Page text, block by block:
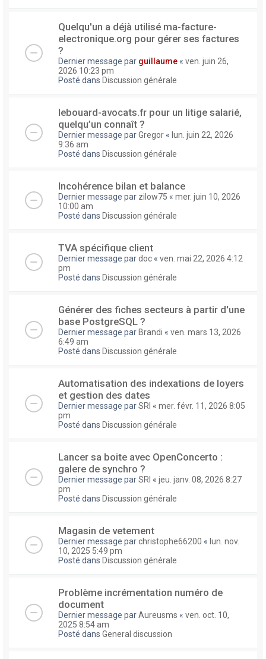
Quelqu'un a déjà utilisé ma-facture-
electronique.org pour gérer ses factures
?
Dernier message par guillaume « ven. juin 26,
2026 10:23 pm
Posté dans Discussion générale
lebouard-avocats.fr pour un litige salarié,
quelqu’un connaît ?
Dernier message parGregor « lun. juin 22, 2026
9:36 am
Posté dans Discussion générale
Incohérence bilan et balance
Dernier message par zilow75 « mer. juin 10, 2026
10:00 am
Posté dans Discussion générale
TVA spécifique client
Dernier message pardoc « ven. mai 22, 2026 4:12
pm
Posté dans Discussion générale
Générer des fiches secteurs à partir d'une
base PostgreSQL ?
Dernier message par Brandi « ven. mars 13, 2026
6:49 am
Posté dans Discussion générale
Automatisation des indexations de loyers
et gestion des dates
Dernier message parSRI « mer. févr. 11, 2026 8:05
pm
Posté dans Discussion générale
Lancer sa boite avec OpenConcerto :
galere de synchro ?
Dernier message parSRI « jeu. janv. 08, 2026 8:27
pm
Posté dans Discussion générale
Magasin de vetement
Dernier message parchristophe66200 « lun. nov.
10, 2025 5:49 pm
Posté dans Discussion générale
Problème incrémentation numéro de
document
Dernier message parAureusms « ven. oct. 10,
2025 8:54 am
Posté dans General discussion